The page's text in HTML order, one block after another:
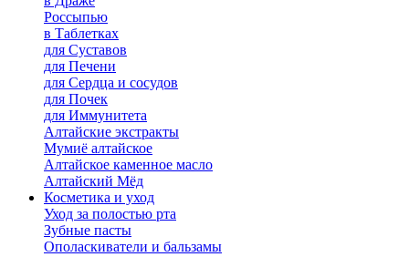
Россыпью
в Таблетках
для Cуставов
для Печени
для Сердца и сосудов
для Почек
для Иммунитета
Алтайские экстракты
Мумиё алтайское
Алтайское каменное масло
Алтайский Мёд
Косметика и уход
Уход за полостью рта
Зубные пасты
Ополаскиватели и бальзамы